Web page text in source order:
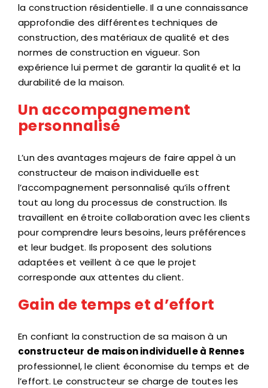
la construction résidentielle. Il a une connaissance
approfondie des différentes techniques de
construction, des matériaux de qualité et des
normes de construction en vigueur. Son
expérience lui permet de garantir la qualité et la
durabilité de la maison.
Un accompagnement
personnalisé
L’un des avantages majeurs de faire appel à un
constructeur de maison individuelle est
l’accompagnement personnalisé qu’ils offrent
tout au long du processus de construction. Ils
travaillent en étroite collaboration avec les clients
pour comprendre leurs besoins, leurs préférences
et leur budget. Ils proposent des solutions
adaptées et veillent à ce que le projet
corresponde aux attentes du client.
Gain de temps et d’effort
En confiant la construction de sa maison à un
constructeur de maison individuelle à Rennes
professionnel, le client économise du temps et de
l’effort. Le constructeur se charge de toutes les